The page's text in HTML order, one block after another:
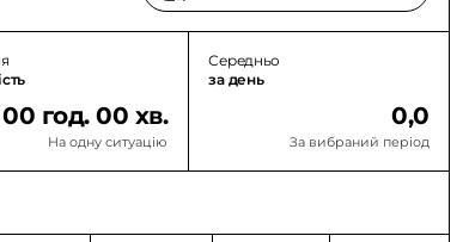
00 год. 00 хв.
На одну ситуацію
Середньо
за день
0,0
За вибраний період